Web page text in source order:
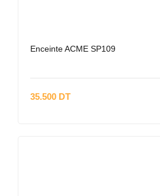
Enceinte ACME SP109
35.500 DT